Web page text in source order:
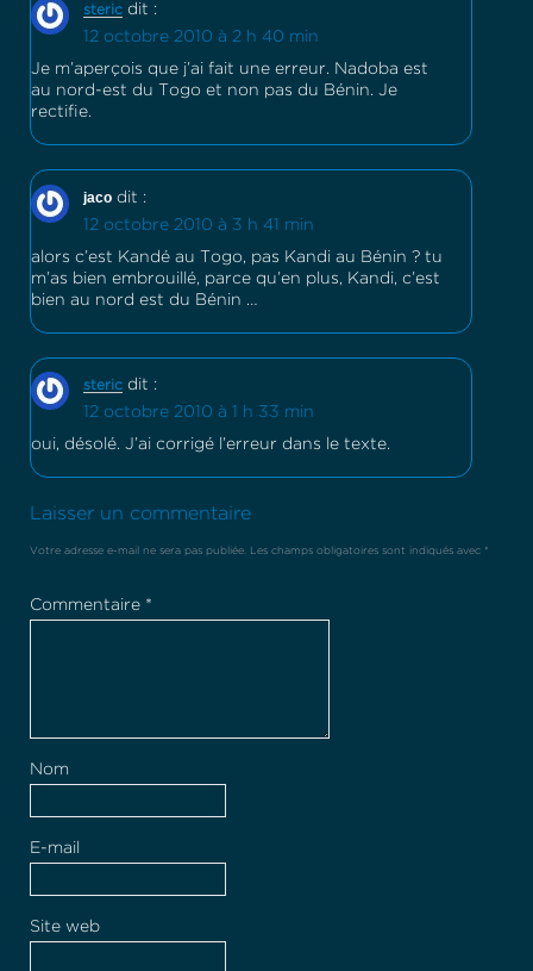
steric dit :
12 octobre 2010 à 2 h 40 min
Je m’aperçois que j’ai fait une erreur. Nadoba est
au nord-est du Togo et non pas du Bénin. Je
rectifie.
jaco dit :
12 octobre 2010 à 3 h 41 min
alors c’est Kandé au Togo, pas Kandi au Bénin ? tu
m’as bien embrouillé, parce qu’en plus, Kandi, c’est
bien au nord est du Bénin …
steric dit :
12 octobre 2010 à 1 h 33 min
oui, désolé. J’ai corrigé l’erreur dans le texte.
Laisser un commentaire
Votre adresse e-mail ne sera pas publiée. Les champs obligatoires sont indiqués avec *
Commentaire *
Nom
E-mail
Site web